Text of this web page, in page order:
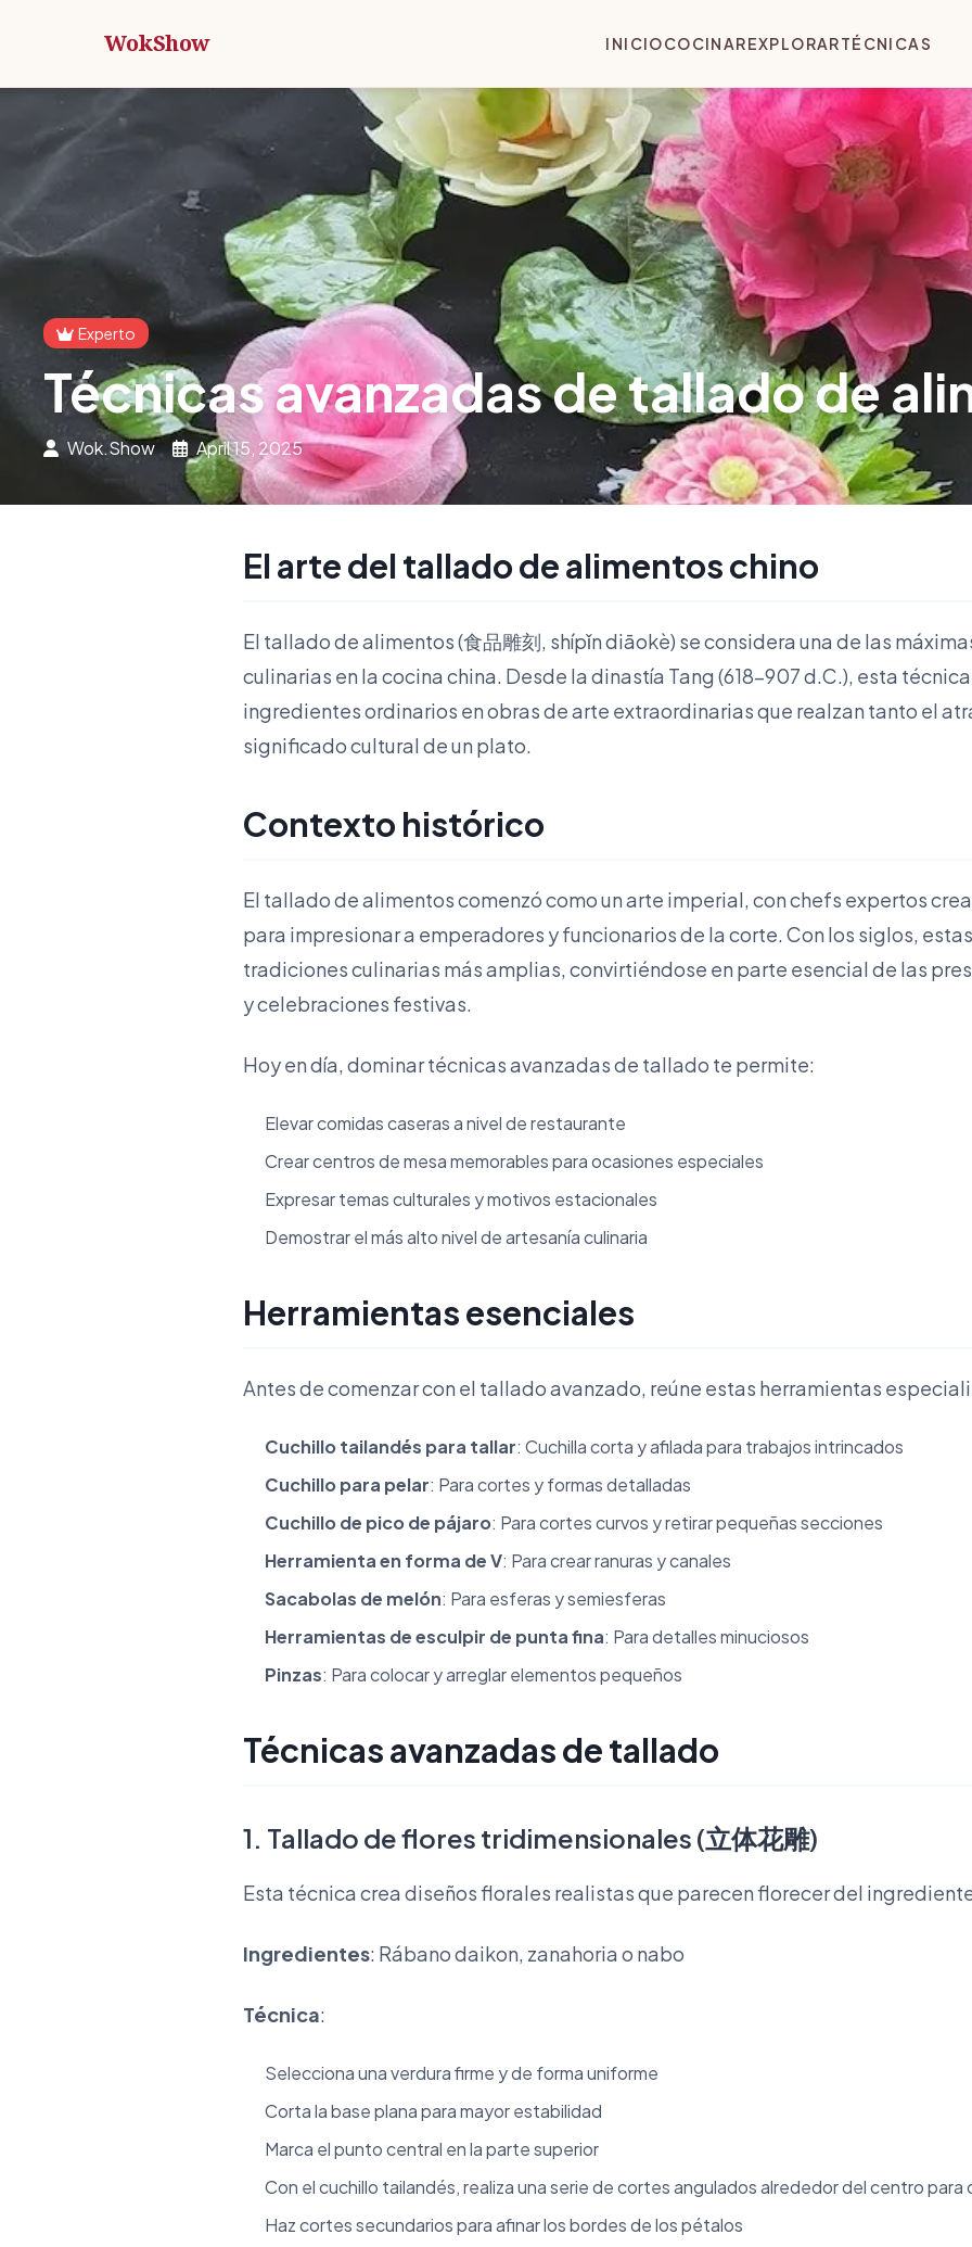
WokShow INICIOCOCINAREXPLORARTÉCNICAS
Experto
Técnicas avanzadas de tallado de
Wok.Show April 15, 2025
El arte del tallado de alimentos chino
El tallado de alimentos (食品雕刻, shípǐn diāokè) se considera una de las
culinarias en la cocina china. Desde la dinastía Tang (618-907 d.C.), esta
ingredientes ordinarios en obras de arte extraordinarias que realzan tanto el
significado cultural de un plato.
Contexto histórico
El tallado de alimentos comenzó como un arte imperial, con chefs expertos
para impresionar a emperadores y funcionarios de la corte. Con los siglos,
tradiciones culinarias más amplias, convirtiéndose en parte esencial de las
y celebraciones festivas.
Hoy en día, dominar técnicas avanzadas de tallado te permite:
Elevar comidas caseras a nivel de restaurante
Crear centros de mesa memorables para ocasiones especiales
Expresar temas culturales y motivos estacionales
Demostrar el más alto nivel de artesanía culinaria
Herramientas esenciales
Antes de comenzar con el tallado avanzado, reúne estas herramientas
Cuchillo tailandés para tallar: Cuchilla corta y afilada para trabajos intrincados
Cuchillo para pelar: Para cortes y formas detalladas
Cuchillo de pico de pájaro: Para cortes curvos y retirar pequeñas secciones
Herramienta en forma de V: Para crear ranuras y canales
Sacabolas de melón: Para esferas y semiesferas
Herramientas de esculpir de punta fina: Para detalles minuciosos
Pinzas: Para colocar y arreglar elementos pequeños
Técnicas avanzadas de tallado
1. Tallado de flores tridimensionales (立体花雕)
Esta técnica crea diseños florales realistas que parecen florecer del
Ingredientes: Rábano daikon, zanahoria o nabo
Técnica:
Selecciona una verdura firme y de forma uniforme
Corta la base plana para mayor estabilidad
Marca el punto central en la parte superior
Con el cuchillo tailandés, realiza una serie de cortes angulados alrededor del centro para
Haz cortes secundarios para afinar los bordes de los pétalos